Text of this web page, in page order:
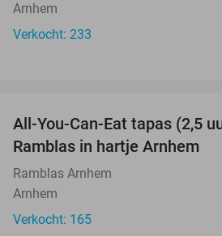
Arnhem
Verkocht: 233
All-You-Can-Eat tapas (2,5
Ramblas in hartje Arnhem
Ramblas Arnhem
Arnhem
Verkocht: 165